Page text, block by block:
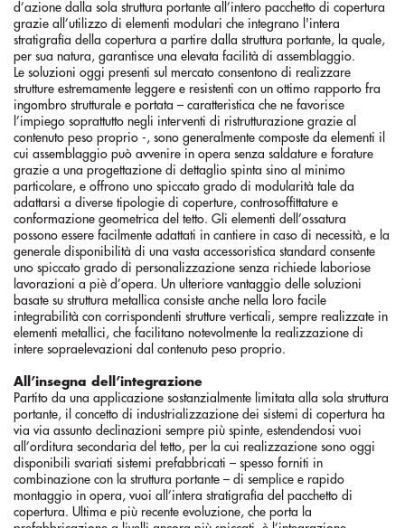
d’azione dalla sola struttura portante all’intero pacchetto di copertura
grazie all’utilizzo di elementi modulari che integrano l'intera
stratigrafia della copertura a partire dalla struttura portante, la quale,
per sua natura, garantisce una elevata facilità di assemblaggio.
Le soluzioni oggi presenti sul mercato consentono di realizzare
strutture estremamente leggere e resistenti con un ottimo rapporto fra
ingombro strutturale e portata – caratteristica che ne favorisce
l’impiego soprattutto negli interventi di ristrutturazione grazie al
contenuto peso proprio -, sono generalmente composte da elementi il
cui assemblaggio può avvenire in opera senza saldature e forature
grazie a una progettazione di dettaglio spinta sino al minimo
particolare, e offrono uno spiccato grado di modularità tale da
adattarsi a diverse tipologie di coperture, controsoffittature e
conformazione geometrica del tetto. Gli elementi dell’ossatura
possono essere facilmente adattati in cantiere in caso di necessità, e la
generale disponibilità di una vasta accessoristica standard consente
uno spiccato grado di personalizzazione senza richiede laboriose
lavorazioni a piè d’opera. Un ulteriore vantaggio delle soluzioni
basate su struttura metallica consiste anche nella loro facile
integrabilità con corrispondenti strutture verticali, sempre realizzate in
elementi metallici, che facilitano notevolmente la realizzazione di
intere sopraelevazioni dal contenuto peso proprio.
All’insegna dell’integrazione
Partito da una applicazione sostanzialmente limitata alla sola struttura
portante, il concetto di industrializzazione dei sistemi di copertura ha
via via assunto declinazioni sempre più spinte, estendendosi vuoi
all’orditura secondaria del tetto, per la cui realizzazione sono oggi
disponibili svariati sistemi prefabbricati – spesso forniti in
combinazione con la struttura portante – di semplice e rapido
montaggio in opera, vuoi all’intera stratigrafia del pacchetto di
copertura. Ultima e più recente evoluzione, che porta la